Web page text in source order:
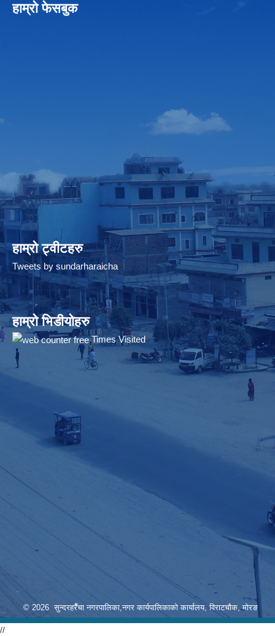
हाम्रो फेसबुक
हाम्रो ट्वीटहरु
Tweets by sundarharaicha
हाम्रो भिडीयोहरु
Times Visited
© 2026 सुन्दरहरैँचा नगरपालिका,नगर कार्यपालिकाको कार्यालय, विराटचौक, मोरङ
//